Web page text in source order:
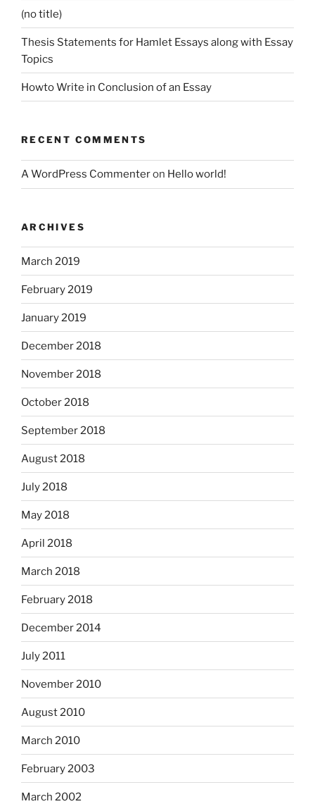
(no title)
Thesis Statements for Hamlet Essays along with Essay
Topics
Howto Write in Conclusion of an Essay
RECENT COMMENTS
A WordPress Commenteron Hello world!
ARCHIVES
March 2019
February 2019
January 2019
December 2018
November 2018
October 2018
September 2018
August 2018
July 2018
May 2018
April 2018
March 2018
February 2018
December 2014
July 2011
November 2010
August 2010
March 2010
February 2003
March 2002